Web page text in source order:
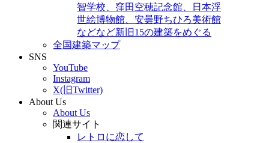
智学校、窪田空穂記念館、日本浮
世絵博物館、安曇野ちひろ美術館
などなど新旧15の建築をめぐる
全国建築マップ
SNS
YouTube
Instagram
X(旧Twitter)
About Us
About Us
関連サイト
レトロに恋して